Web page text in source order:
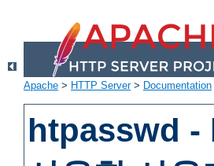
Apache > HTTP Server> Documentation
htpasswd -